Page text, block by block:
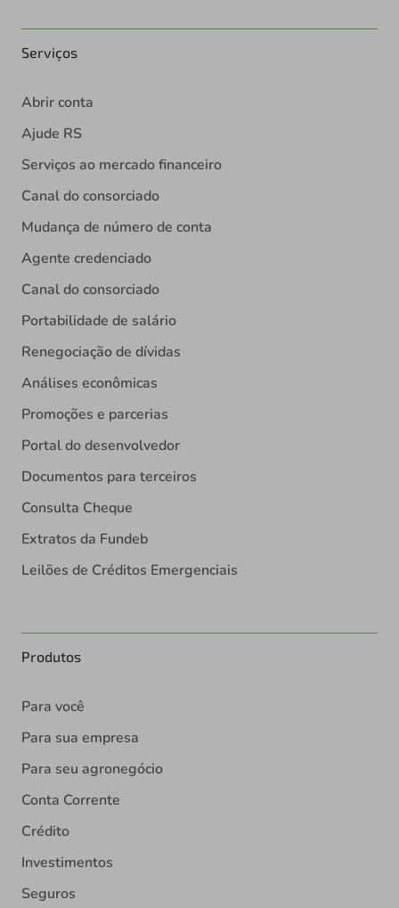
Serviços
Abrir conta
Ajude RS
Serviços ao mercado financeiro
Canal do consorciado
Mudança de número de conta
Agente credenciado
Canal do consorciado
Portabilidade de salário
Renegociação de dívidas
Análises econômicas
Promoções e parcerias
Portal do desenvolvedor
Documentos para terceiros
Consulta Cheque
Extratos da Fundeb
Leilões de Créditos Emergenciais
Produtos
Para você
Para sua empresa
Para seu agronegócio
Conta Corrente
Crédito
Investimentos
Seguros